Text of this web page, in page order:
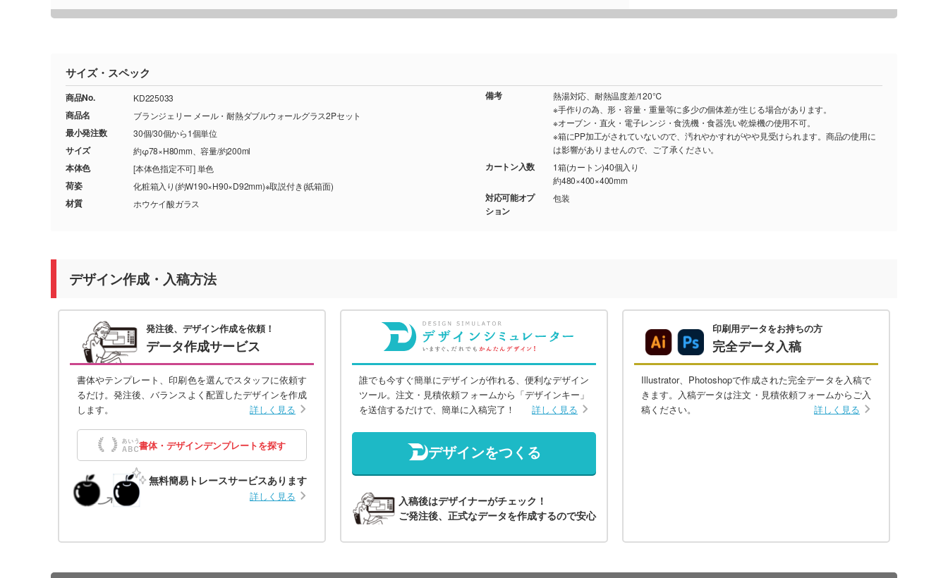
サイズ・スペック
商品No. KD225033
商品名 ブランジェリー メール・耐熱ダブルウォールグラス2Pセット
最小発注数 30個/30個から1個単位
サイズ 約φ78×H80mm、容量/約200ml
本体色 [本体色指定不可] 単色
荷姿 化粧箱入り(約W190×H90×D92mm)※取説付き(紙箱面)
材質 ホウケイ酸ガラス
備考
熱湯対応、耐熱温度差/120℃
※手作りの為、形・容量・重量等に多少の個体差が生じる場合があります。
※オーブン・直火・電子レンジ・食洗機・食器洗い乾燥機の使用不可。
※箱にPP加工がされていないので、汚れやかすれがやや見受けられます。商品の使用に
は影響がありませんので、ご了承ください。
カートン入数
1箱(カートン)40個入り
約480×400×400mm
対応可能オプ
ション
包装
デザイン作成・入稿方法
発注後、デザイン作成を依頼！
データ作成サービス
書体やテンプレート、印刷色を選んでスタッフに依頼す
るだけ。発注後、バランスよく配置したデザインを作成
します。
詳しく見る
書体・デザインデンプレートを探す
無料簡易トレースサービスあります
詳しく見る
誰でも今すぐ簡単にデザインが作れる、便利なデザイン
ツール。注文・見積依頼フォームから「デザインキー」
を送信するだけで、簡単に入稿完了！
詳しく見る
デザインをつくる
入稿後はデザイナーがチェック！
ご発注後、正式なデータを作成するので安心
印刷用データをお持ちの方
完全データ入稿
Illustrator、Photoshopで作成された完全データを入稿で
きます。入稿データは注文・見積依頼フォームからご入
稿ください。
詳しく見る